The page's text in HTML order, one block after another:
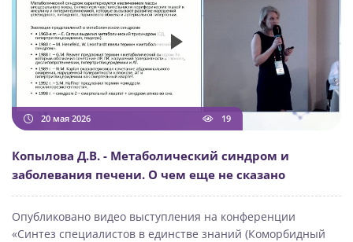
20 мая 2026 19
Копылова Д.В. - Метаболический синдром и
заболевания печени. О чем еще не сказано
Опубликовано видео выступления на конференции
«Синтез специалистов в единстве знаний (Коморбидный